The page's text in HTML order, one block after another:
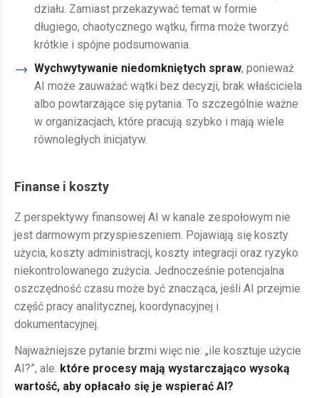
działu. Zamiast przekazywać temat w formie
długiego, chaotycznego wątku, firma może tworzyć
krótkie i spójne podsumowania.
Wychwytywanie niedomkniętych spraw, ponieważ
AI może zauważać wątki bez decyzji, brak właściciela
albo powtarzające się pytania. To szczególnie ważne
w organizacjach, które pracują szybko i mają wiele
równoległych inicjatyw.
Finanse i koszty
Z perspektywy finansowej AI w kanale zespołowym nie
jest darmowym przyspieszeniem. Pojawiają się koszty
użycia, koszty administracji, koszty integracji oraz ryzyko
niekontrolowanego zużycia. Jednocześnie potencjalna
oszczędność czasu może być znacząca, jeśli AI przejmie
część pracy analitycznej, koordynacyjnej i
dokumentacyjnej.
Najważniejsze pytanie brzmi więc nie: „ile kosztuje użycie
AI?”, ale: które procesy mają wystarczająco wysoką
wartość, aby opłacało się je wspierać AI?